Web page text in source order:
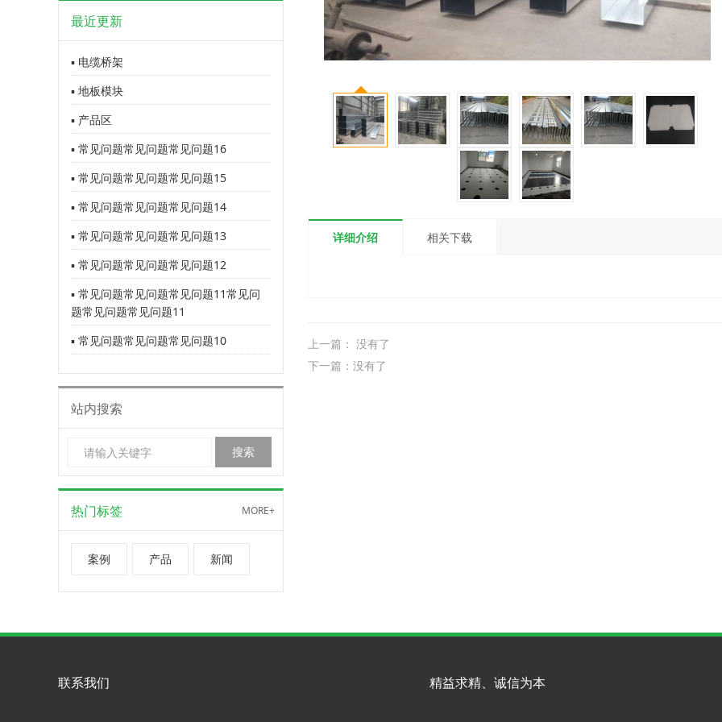
最近更新
▪ 电缆桥架
▪ 地板模块
▪ 产品区
▪ 常见问题常见问题常见问题16
▪ 常见问题常见问题常见问题15
▪ 常见问题常见问题常见问题14
▪ 常见问题常见问题常见问题13
▪ 常见问题常见问题常见问题12
▪ 常见问题常见问题常见问题11常见问
题常见问题常见问题11
▪ 常见问题常见问题常见问题10
站内搜索
MORE+
热门标签
案例 产品 新闻
详细介绍 相关下载
上一篇： 没有了
下一篇：没有了
联系我们 精益求精、诚信为本